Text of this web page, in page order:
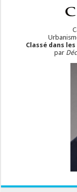
Classé dans
par